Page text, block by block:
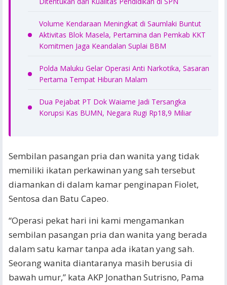
Volume Kendaraan Meningkat di Saumlaki Buntut
Aktivitas Blok Masela, Pertamina dan Pemkab KKT
Komitmen Jaga Keandalan Suplai BBM
Polda Maluku Gelar Operasi Anti Narkotika, Sasaran
Pertama Tempat Hiburan Malam
Dua Pejabat PT Dok Waiame Jadi Tersangka
Korupsi Kas BUMN, Negara Rugi Rp18,9 Miliar
Sembilan pasangan pria dan wanita yang tidak
memiliki ikatan perkawinan yang sah tersebut
diamankan di dalam kamar penginapan Fiolet,
Sentosa dan Batu Capeo.
“Operasi pekat hari ini kami mengamankan
sembilan pasangan pria dan wanita yang berada
dalam satu kamar tanpa ada ikatan yang sah.
Seorang wanita diantaranya masih berusia di
bawah umur,” kata AKP Jonathan Sutrisno, Pama